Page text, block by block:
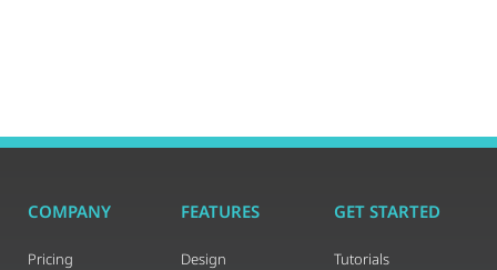
COMPANY
Pricing
FEATURES
Design
GET STARTED
Tutorials